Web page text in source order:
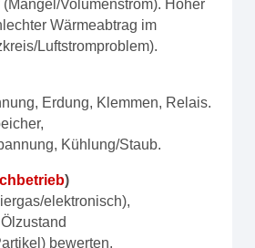
(Mangel/Volumenstrom). Hoher
Wärmeabtrag im
Luftstromproblem).
Erdung, Klemmen, Relais.
Kühlung/Staub.
)
elektronisch),
bewerten.